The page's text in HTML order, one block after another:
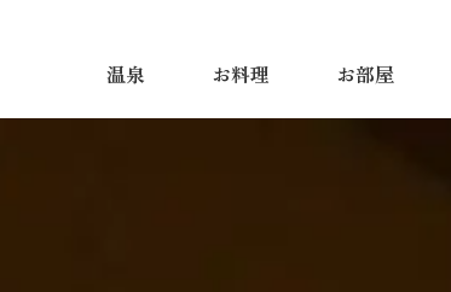
温泉 お料理 お部屋